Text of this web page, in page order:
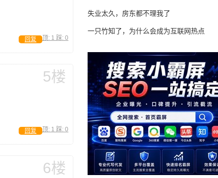
顶: 1 踩: 0
回复
5楼
顶: 1 踩: 0
回复
6楼
失业太久，房东都不理我了
一只竹知了，为什么会成为互联网热点